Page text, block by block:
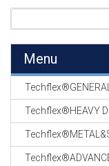
Menu
Techflex®HEAVY